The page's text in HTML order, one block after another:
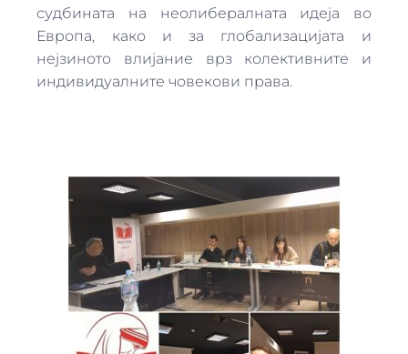
судбината на неолибералната идеја во
Европа, како и за глобализацијата и
нејзиното влијание врз колективните и
индивидуалните човекови права.